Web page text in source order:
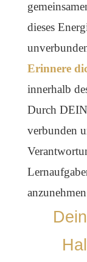
dieses
Erinnere
innerhalb
Durch
verbunden